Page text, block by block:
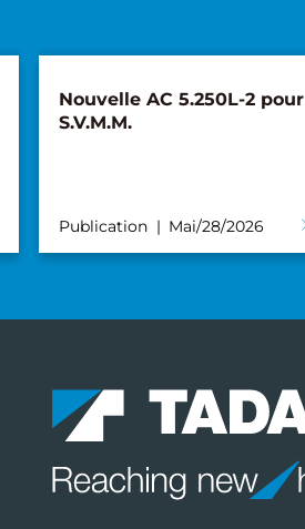
Nouvelle AC 5.250L-2 pour
S.V.M.M.
Publication Mai/28/2026